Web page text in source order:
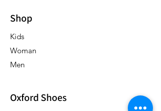
Shop
Kids
Woman
Men
Oxford Shoes